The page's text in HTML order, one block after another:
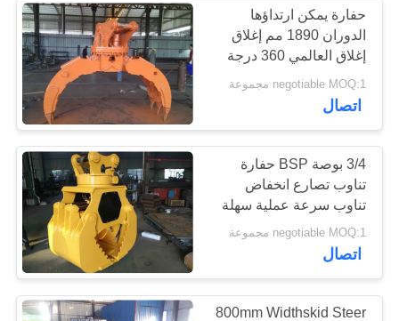
حفارة يمكن ارتداؤها
الدوران 1890 مم إغلاق
إغلاق العالمي 360 درجة
الدورية
negotiable MOQ:1 مجموعة
اتصال
3/4 بوصة BSP حفارة
تناوب تصارع انخفاض
تناوب سرعة عملية سهلة
الربط الداخلي
negotiable MOQ:1 مجموعة
اتصال
800mm Widthskid Steer